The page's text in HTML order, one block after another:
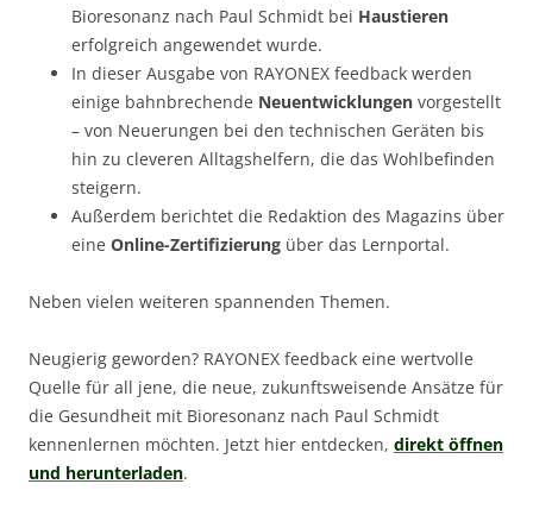
Bioresonanz nach Paul Schmidt bei Haustieren
erfolgreich angewendet wurde.
In dieser Ausgabe von RAYONEX feedback werden
einige bahnbrechende Neuentwicklungen vorgestellt
– von Neuerungen bei den technischen Geräten bis
hin zu cleveren Alltagshelfern, die das Wohlbefinden
steigern.
Außerdem berichtet die Redaktion des Magazins über
eine Online-Zertifizierung über das Lernportal.
Neben vielen weiteren spannenden Themen.
Neugierig geworden? RAYONEX feedback eine wertvolle
Quelle für all jene, die neue, zukunftsweisende Ansätze für
die Gesundheit mit Bioresonanz nach Paul Schmidt
kennenlernen möchten. Jetzt hier entdecken, direkt öffnen
und herunterladen.